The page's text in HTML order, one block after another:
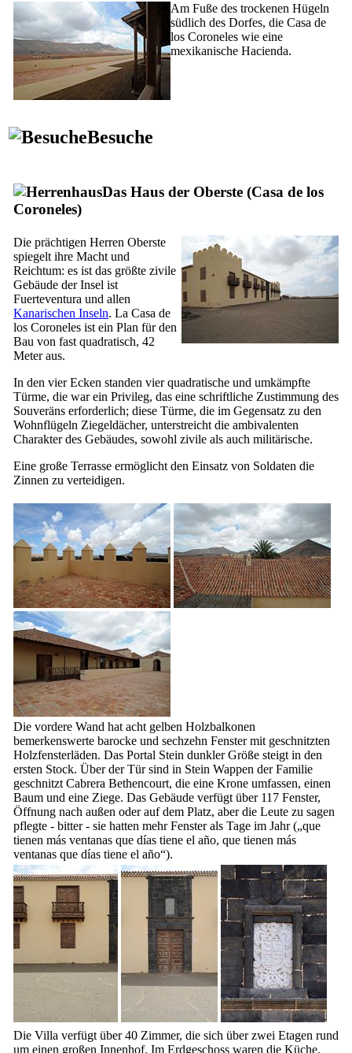
Am Fuße des trockenen Hügeln
südlich des Dorfes, die Casa de
los Coroneles wie eine
mexikanische Hacienda.
Besuche
Das Haus der Oberste (Casa de los
Coroneles)
Die prächtigen Herren Oberste
spiegelt ihre Macht und
Reichtum: es ist das größte zivile
Gebäude der Insel ist
Fuerteventura und allen
Kanarischen Inseln. La Casa de
los Coroneles ist ein Plan für den
Bau von fast quadratisch, 42
Meter aus.
In den vier Ecken standen vier quadratische und umkämpfte
Türme, die war ein Privileg, das eine schriftliche Zustimmung des
Souveräns erforderlich; diese Türme, die im Gegensatz zu den
Wohnflügeln Ziegeldächer, unterstreicht die ambivalenten
Charakter des Gebäudes, sowohl zivile als auch militärische.
Eine große Terrasse ermöglicht den Einsatz von Soldaten die
Zinnen zu verteidigen.
Die vordere Wand hat acht gelben Holzbalkonen
bemerkenswerte barocke und sechzehn Fenster mit geschnitzten
Holzfensterläden. Das Portal Stein dunkler Größe steigt in den
ersten Stock. Über der Tür sind in Stein Wappen der Familie
geschnitzt Cabrera Bethencourt, die eine Krone umfassen, einen
Baum und eine Ziege. Das Gebäude verfügt über 117 Fenster,
Öffnung nach außen oder auf dem Platz, aber die Leute zu sagen
pflegte - bitter - sie hatten mehr Fenster als Tage im Jahr („que
tienen más ventanas que días tiene el año, que tienen más
ventanas que días tiene el año“).
Die Villa verfügt über 40 Zimmer, die sich über zwei Etagen rund
um einen großen Innenhof. Im Erdgeschoss waren die Küche,